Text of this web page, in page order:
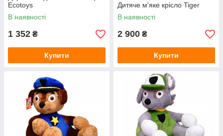
Ecotoys
В наявності
1 352 ₴
Купити
Дитяче м'яке крісло Tiger
В наявності
2 900 ₴
Купити